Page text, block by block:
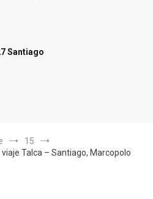
Santiago
15
Talca – Santiago, Marcopolo